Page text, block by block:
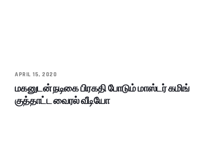
APRIL 15, 2020
மகனுடன் நடிகை பிரகதி போடும் மாஸ்டர் கமிங்
குத்தாட்ட வைரல் வீடியோ